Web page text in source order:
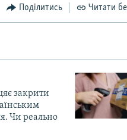
Поділитись Читати
закрити
Чи реально